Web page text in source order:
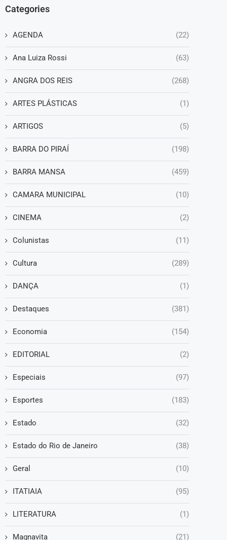
Categories
AGENDA (22)
Ana Luiza Rossi (63)
ANGRA DOS REIS (268)
ARTES PLÁSTICAS (1)
ARTIGOS (5)
BARRA DO PIRAÍ (198)
BARRA MANSA (459)
CAMARA MUNICIPAL (10)
CINEMA (2)
Colunistas (11)
Cultura (289)
DANÇA (1)
Destaques (381)
Economia (154)
EDITORIAL (2)
Especiais (97)
Esportes (183)
Estado (32)
Estado do Rio de Janeiro (38)
Geral (10)
ITATIAIA (95)
LITERATURA (1)
Magnavita (21)